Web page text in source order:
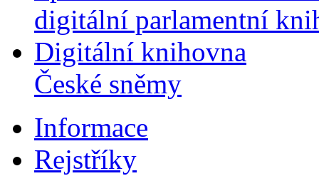
digitální parlamentní
Digitální knihovna
České sněmy
Informace
Rejstříky